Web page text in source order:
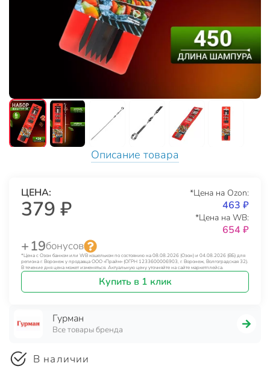
Описание товара
ЦЕНА:
379 ₽
*Цена на Ozon:
463 ₽
*Цена на WB:
654 ₽
+ 19бонусов
*Цена с Озон банком или WB кошельком по состоянию на 08.08.2026 (Озон) и 04.08.2026 (ВБ) для
региона г. Воронеж у продавца ООО «Прайм» (ОГРН 1233600006903, г. Воронеж, Волгоградская 32).
В течение дня цена может изменяться. Актуальную цену уточняйте на сайте маркетплейса.
Купить в 1 клик
Гурман
Все товары бренда
В наличии